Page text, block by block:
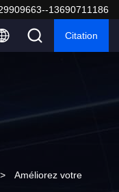
13690711186
Citation
> Améliorez votre